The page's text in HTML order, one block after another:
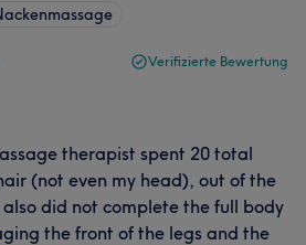
Verifizierte Bewertung
therapist spent 20 total
(not even my head), out of the
did not complete the full body
the front of the legs and the